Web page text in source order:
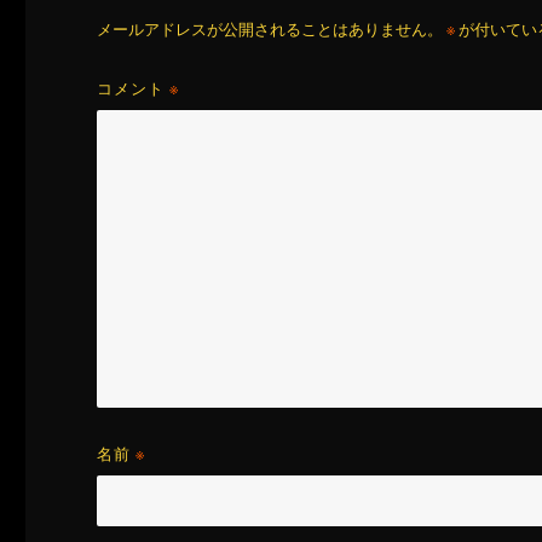
メールアドレスが公開されることはありません。 ※が付いてい
コメント※
名前※